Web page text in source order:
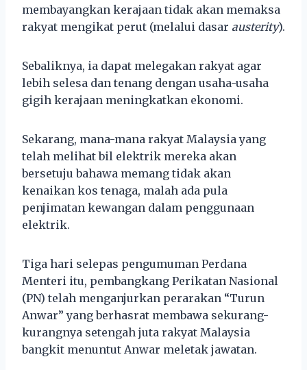
membayangkan kerajaan tidak akan memaksa
rakyat mengikat perut (melalui dasar austerity).
Sebaliknya, ia dapat melegakan rakyat agar
lebih selesa dan tenang dengan usaha-usaha
gigih kerajaan meningkatkan ekonomi.
Sekarang, mana-mana rakyat Malaysia yang
telah melihat bil elektrik mereka akan
bersetuju bahawa memang tidak akan
kenaikan kos tenaga, malah ada pula
penjimatan kewangan dalam penggunaan
elektrik.
Tiga hari selepas pengumuman Perdana
Menteri itu, pembangkang Perikatan Nasional
(PN) telah menganjurkan perarakan “Turun
Anwar” yang berhasrat membawa sekurang-
kurangnya setengah juta rakyat Malaysia
bangkit menuntut Anwar meletak jawatan.